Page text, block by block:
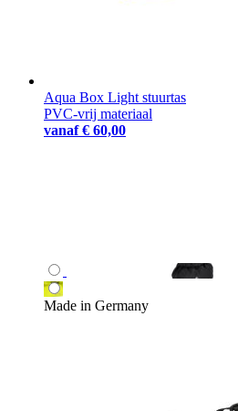
Aqua Box Light stuurtas
PVC-vrij materiaal
vanaf € 60,00
Made in Germany